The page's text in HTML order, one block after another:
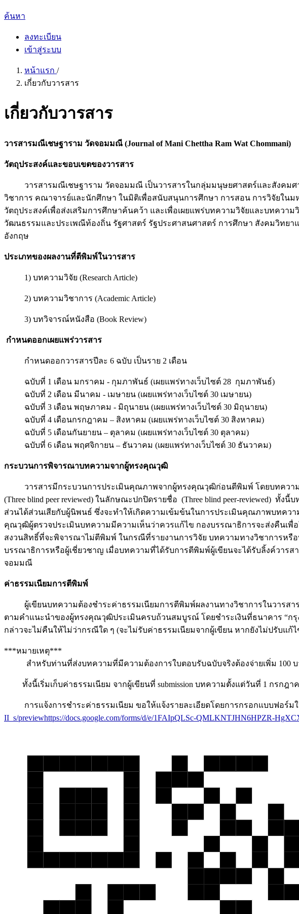
ค้นหา
ลงทะเบียน
เข้าสู่ระบบ
หน้าแรก /
เกี่ยวกับวารสาร
เกี่ยวกับวารสาร
วารสารมณีเชษฐาราม วัดจอมมณี (Journal of Mani Chettha Ram Wat Chommani)
วัตถุประสงค์และขอบเขตของวารสาร
วารสารมณีเชษฐาราม วัดจอมมณี เป็นวารสารในกลุ่มมนุษยศาสตร์และสังคมศา
วิชาการ คณาจารย์และนักศึกษา ในมิติเพื่อสนับสนุนการศึกษา การสอน การวิจัยใน
วัตถุประสงค์เพื่อส่งเสริมการศึกษาค้นคว้า และเพื่อเผยแพร่บทความวิจัยและบทคว
วัฒนธรรมและประเพณีท้องถิ่น รัฐศาสตร์ รัฐประศาสนศาสตร์ การศึกษา สังคมวิทย
อังกฤษ
ประเภทของผลงานที่ตีพิมพ์ในวารสาร
1) บทความวิจัย (Research Article)
2) บทความวิชาการ (Academic Article)
3) บทวิจารณ์หนังสือ (Book Review)
กำหนดออกเผยแพร่วารสาร
กำหนดออกวารสารปีละ 6 ฉบับ เป็นราย 2 เดือน
ฉบับที่ 1 เดือน มกราคม - กุมภาพันธ์ (เผยแพร่ทางเว็บไซต์ 28 กุมภาพันธ์)
ฉบับที่ 2 เดือน มีนาคม - เมษายน (เผยแพร่ทางเว็บไซต์ 30 เมษายน)
ฉบับที่ 3 เดือน พฤษภาคม - มิถุนายน (เผยแพร่ทางเว็บไซต์ 30 มิถุนายน)
ฉบับที่ 4 เดือนกรกฎาคม – สิงหาคม (เผยแพร่ทางเว็บไซต์ 30 สิงหาคม)
ฉบับที่ 5 เดือนกันยายน – ตุลาคม (เผยแพร่ทางเว็บไซต์ 30 ตุลาคม)
ฉบับที่ 6 เดือน พฤศจิกายน – ธันวาคม (เผยแพร่ทางเว็บไซต์ 30 ธันวาคม)
กระบวนการพิจารณาบทความจากผู้ทรงคุณวุฒิ
วารสารมีกระบวนการประเมินคุณภาพจากผู้ทรงคุณวุฒิก่อนตีพิมพ์ โดยบทความ
(Three blind peer reviewed) ในลักษณะปกปิดรายชื่อ (Three blind peer-
ส่วนได้ส่วนเสียกับผู้นิพนธ์ ซึ่งจะทำให้เกิดความเข้มข้นในการประเมินคุณภาพบทค
คุณวุฒิผู้ตรวจประเมินบทความมีความเห็นว่าควรแก้ไข กองบรรณาธิการจะส่งคืนเ
สงวนสิทธิ์ที่จะพิจารณาไม่ตีพิมพ์ ในกรณีที่รายงานการวิจัย บทความทางวิชาการห
บรรณาธิการหรือผู้เชี่ยวชาญ เมื่อบทความที่ได้รับการตีพิมพ์ผู้เขียนจะได้รับลิ้งค์วา
จอมมณี
ค่าธรรมเนียมการตีพิมพ์
ผู้เขียนบทความต้องชำระค่าธรรมเนียมการตีพิมพ์ผลงานทางวิชาการในวารสาร
ตามคำแนะนำของผู้ทรงคุณวุฒิประเมินครบถ้วนสมบูรณ์ โดยชำระเงินที่ธนาคาร “ก
กล่าวจะไม่คืนให้ไม่ว่ากรณีใด ๆ (จะไม่รับค่าธรรมเนียมจากผู้เขียน หากยังไม่ปรับ
***หมายเหตุ***
สำหรับท่านที่ส่งบทความที่มีความต้องการใบตอบรับฉบับจริงต้องจ่ายเพิ่ม 100 บ
ทั้งนี้เริ่มเก็บค่าธรรมเนียม จากผู้เขียนที่ submission บทความตั้งแต่วันที่ 1 กรกฎาค
การแจ้งการชำระค่าธรรมเนียม ขอให้แจ้งรายละเอียดโดยการกรอกแบบฟอร์ม
II_s/previewhttps://docs.google.com/forms/d/e/1FAIpQLSc-QMLKNTJHN6HPZR-